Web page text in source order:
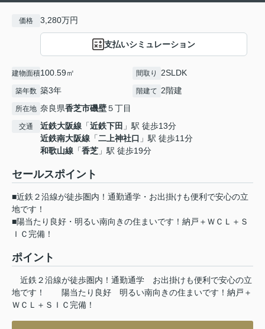
価格 3,280万円
支払いシミュレーション
建物面積100.59㎡ 間取り 2SLDK
築年数 築3年 階建て 2階建
所在地 奈良県香芝市磯壁５丁目
交通 近鉄大阪線 「近鉄下田 」駅 徒歩13分
近鉄南大阪線 「二上神社口 」駅 徒歩11分
和歌山線 「香芝 」駅 徒歩19分
セールスポイント
■近鉄２沿線が徒歩圏内！通勤通学・お出掛けも便利で安心の立
地です！
■陽当たり良好・明るい南向きの住まいです！納戸＋ＷＣＬ＋Ｓ
ＩＣ完備！
ポイント
近鉄２沿線が徒歩圏内！通勤通学
お出掛けも便利で安心の立
地です！
陽当たり良好
明るい南向きの住まいです！納戸＋
ＷＣＬ＋ＳＩＣ完備！